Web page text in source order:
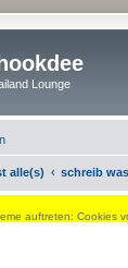
Lounge
alle(s) schreib
auftreten: Cookies